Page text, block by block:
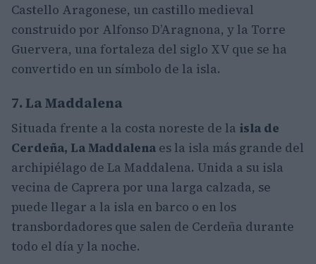
Castello Aragonese, un castillo medieval
construido por Alfonso D’Aragnona, y la Torre
Guervera, una fortaleza del siglo XV que se ha
convertido en un símbolo de la isla.
7. La Maddalena
Situada frente a la costa noreste de la isla de
Cerdeña, La Maddalena es la isla más grande del
archipiélago de La Maddalena. Unida a su isla
vecina de Caprera por una larga calzada, se
puede llegar a la isla en barco o en los
transbordadores que salen de Cerdeña durante
todo el día y la noche.